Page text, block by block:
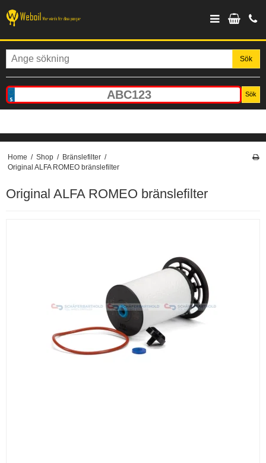
Sök
Sök
Home / Shop / Bränslefilter /
Original ALFA ROMEO bränslefilter
Original ALFA ROMEO bränslefilter